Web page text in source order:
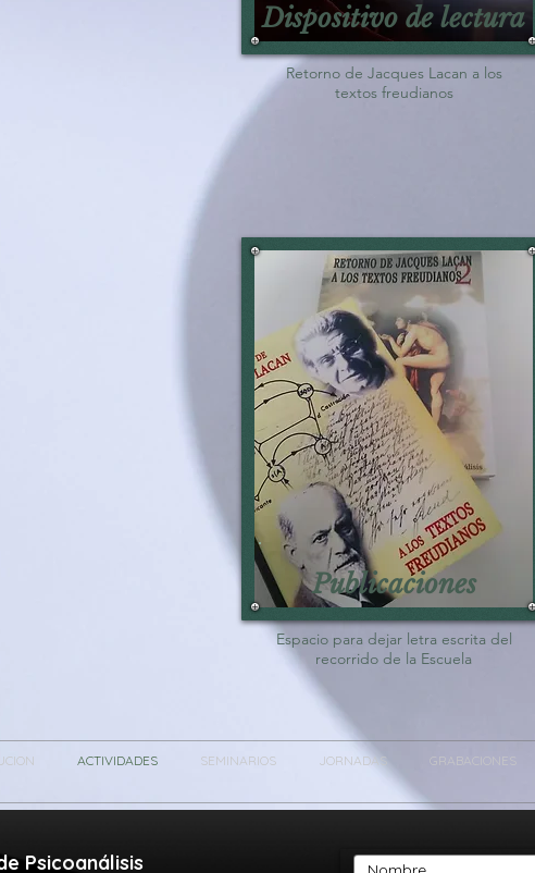
Dispositivo de lectura
Retorno de Jacques Lacan a los
textos freudianos
Publicaciones
Espacio para dejar letra escrita del
recorrido de la Escuela
ACTIVIDADES SEMINARIOS JORNADAS GRABACIONES
Psicoanálisis​